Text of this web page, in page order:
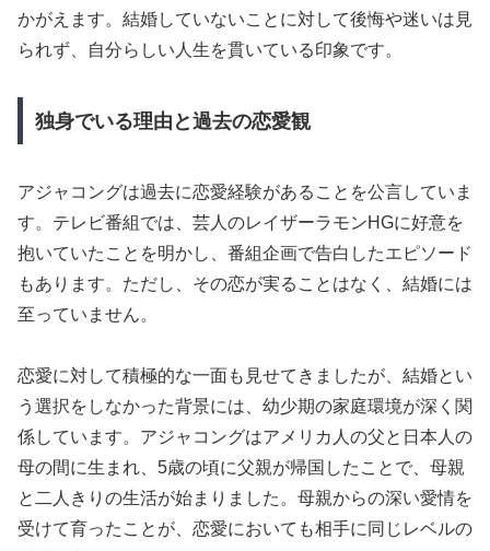
かがえます。結婚していないことに対して後悔や迷いは見
られず、自分らしい人生を貫いている印象です。
独身でいる理由と過去の恋愛観
アジャコングは過去に恋愛経験があることを公言していま
す。テレビ番組では、芸人のレイザーラモンHGに好意を
抱いていたことを明かし、番組企画で告白したエピソード
もあります。ただし、その恋が実ることはなく、結婚には
至っていません。
恋愛に対して積極的な一面も見せてきましたが、結婚とい
う選択をしなかった背景には、幼少期の家庭環境が深く関
係しています。アジャコングはアメリカ人の父と日本人の
母の間に生まれ、5歳の頃に父親が帰国したことで、母親
と二人きりの生活が始まりました。母親からの深い愛情を
受けて育ったことが、恋愛においても相手に同じレベルの